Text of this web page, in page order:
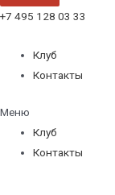
+7 495 128 03 33
Клуб
Контакты
Меню
Клуб
Контакты